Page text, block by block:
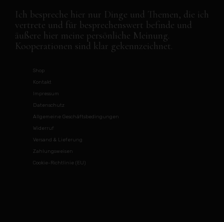
Ich bespreche hier nur Dinge und Themen, die ich
vertrete und für besprechenswert befinde und
äußere hier meine persönliche Meinung.
Kooperationen sind klar gekennzeichnet.
Shop
Kontakt
Impressum
Datenschutz
Allgemeine Geschäftsbedingungen
Widerruf
Versand & Lieferung
Zahlungsweisen
Cookie-Richtlinie (EU)